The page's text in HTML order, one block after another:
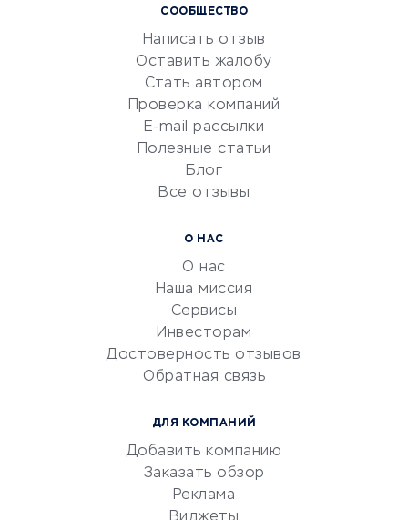
Маркетинг и продажи
Репетиторство
Красота и здоровье
Сервисы по поиску работы
Сетевой маркетинг
УСЛУГИ ДЛЯ БИЗНЕСА
документооборот
Юридические компании
Бухгалтерия онлайн
СООБЩЕСТВО
Написать отзыв
Оставить жалобу
Стать автором
Проверка компаний
E-mail рассылки
Полезные статьи
Блог
Все отзывы
О НАС
О нас
Наша миссия
Сервисы
Инвесторам
Достоверность отзывов
Обратная связь
ДЛЯ КОМПАНИЙ
Добавить компанию
Заказать обзор
Реклама